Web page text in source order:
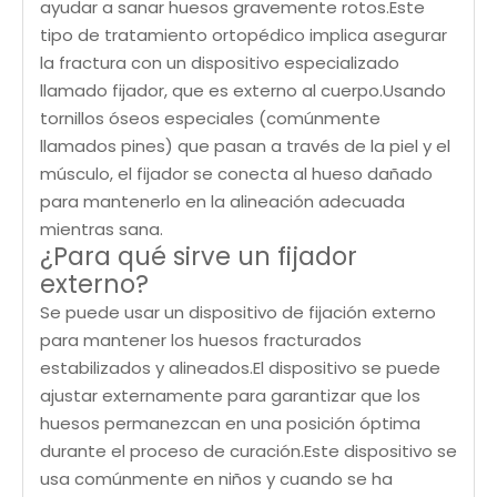
ayudar a sanar huesos gravemente rotos.Este
tipo de tratamiento ortopédico implica asegurar
la fractura con un dispositivo especializado
llamado fijador, que es externo al cuerpo.Usando
tornillos óseos especiales (comúnmente
llamados pines) que pasan a través de la piel y el
músculo, el fijador se conecta al hueso dañado
para mantenerlo en la alineación adecuada
mientras sana.
¿Para qué sirve un fijador
externo?
Se puede usar un dispositivo de fijación externo
para mantener los huesos fracturados
estabilizados y alineados.El dispositivo se puede
ajustar externamente para garantizar que los
huesos permanezcan en una posición óptima
durante el proceso de curación.Este dispositivo se
usa comúnmente en niños y cuando se ha